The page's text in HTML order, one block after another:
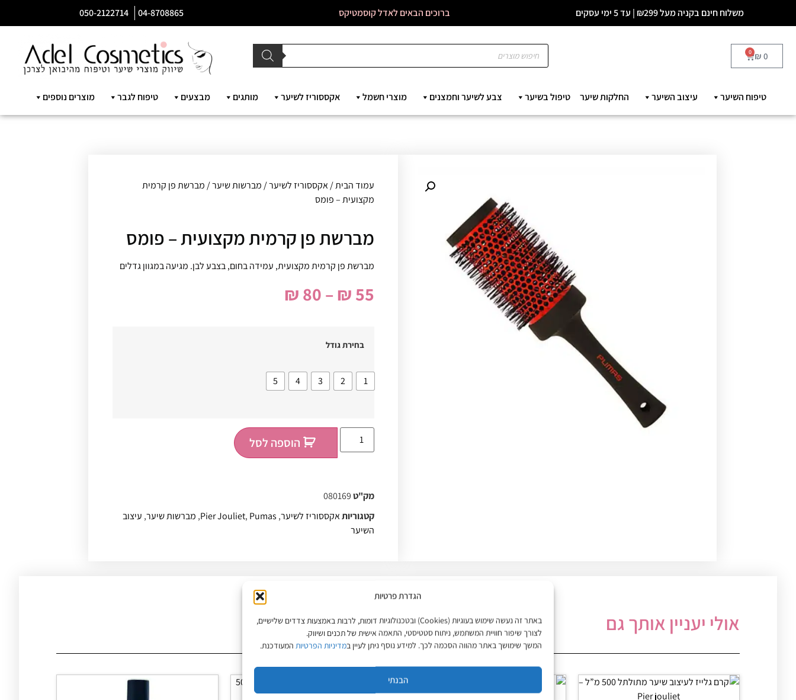
הגדרת פרטיות
באתר זה נעשה שימוש בעוגיות (Cookies) ובטכנולוגיות דומות, לרבות באמצעות צדדים שלישיים,
לצורך שיפור חוויית המשתמש, ניתוח סטטיסטי, התאמה אישית של תכנים ושיווק.
המשך שימושך באתר מהווה הסכמה לכך. למידע נוסף ניתן לעיין במדיניות הפרטיות המעודכנת.
הבנתי
משלוח חינם בקניה מעל ₪299 | עד 5 ימי עסקים ברוכים הבאים לאדל קוסמטיקס 04-8708865
050-2122714
₪ 0
0
טיפוח השיער עיצוב השיער החלקות שיער טיפול בשיער צבע לשיער וחמצנים מוצרי חשמל אקססוריז לשיער מותגים מבצעים טיפוח לגבר מוצרים נוספים
עמוד הבית/אקססוריז לשיער/מברשות שיער/ מברשת פן קרמית
מקצועית – פומס
מברשת פן קרמית מקצועית – פומס
מברשת פן קרמית מקצועית, עמידה בחום, בצבע לבן. מגיעה במגוון גדלים
₪ 55
–
₪ 80
בחירת גודל
1
2
3
4
5
הוספה לסל
מק"ט080169
קטגוריותאקססוריז לשיער,
Pier Jouliet, Pumas
, מברשות שיער, עיצוב
השיער
אולי יעניין אותך גם
מבצע!